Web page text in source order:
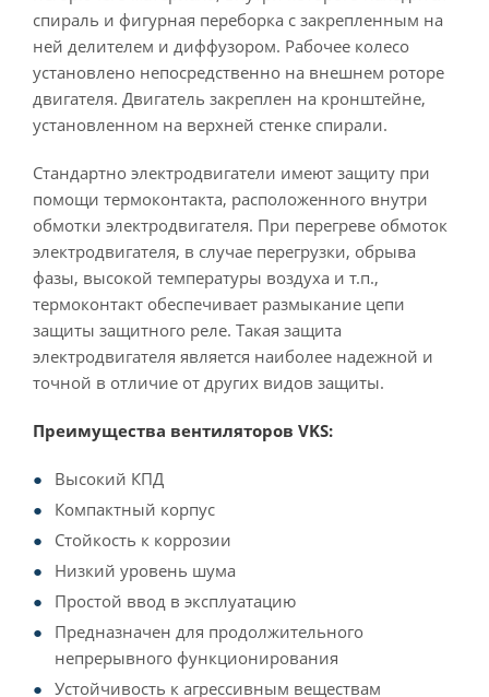
спираль и фигурная переборка с закрепленным на
ней делителем и диффузором. Рабочее колесо
установлено непосредственно на внешнем роторе
двигателя. Двигатель закреплен на кронштейне,
установленном на верхней стенке спирали.
Стандартно электродвигатели имеют защиту при
помощи термоконтакта, расположенного внутри
обмотки электродвигателя. При перегреве обмоток
электродвигателя, в случае перегрузки, обрыва
фазы, высокой температуры воздуха и т.п.,
термоконтакт обеспечивает размыкание цепи
защиты защитного реле. Такая защита
электродвигателя является наиболее надежной и
точной в отличие от других видов защиты.
Преимущества вентиляторов VKS:
Высокий КПД
Компактный корпус
Стойкость к коррозии
Низкий уровень шума
Простой ввод в эксплуатацию
Предназначен для продолжительного
непрерывного функционирования
Устойчивость к агрессивным веществам